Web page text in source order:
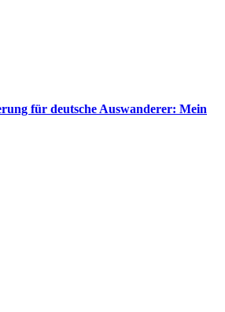
für deutsche Auswanderer: Mein